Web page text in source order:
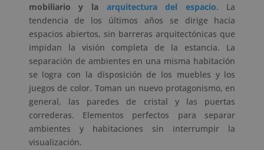
mobiliario y la arquitectura del espacio. La
tendencia de los últimos años se dirige hacia
espacios abiertos, sin barreras arquitectónicas que
impidan la visión completa de la estancia. La
separación de ambientes en una misma habitación
se logra con la disposición de los muebles y los
juegos de color. Toman un nuevo protagonismo, en
general, las paredes de cristal y las puertas
correderas. Elementos perfectos para separar
ambientes y habitaciones sin interrumpir la
visualización.